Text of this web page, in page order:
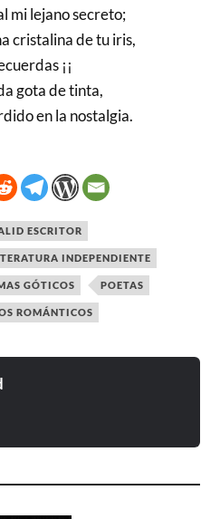
mi lejano secreto;
cristalina de tu iris,
¡¡
gota de tinta,
en la nostalgia.
ESCRITOR
INDEPENDIENTE
GÓTICOS POETAS
ROMÁNTICOS